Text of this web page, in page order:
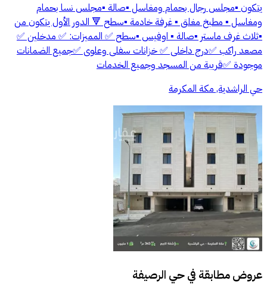
يتكون ▪️مجلس رجال بحمام ومغاسل ▪️صالة ▪️مجلس نسا بحمام
ومغاسل ▪️ مطبخ مغلق ▪️ غرفة خادمة ▪️سطح 🔻 الدور الأول يتكون من
▪️ثلاث غرف ماستر ▪️صالة ▪️ اوفيس ▪️سطح ✅ المميزات: ✅ مدخلين ✅
مصعد راكب ✅درج داخلى ✅ خزانات سفلى وعلوى ✅جميع الضمانات
موجودة ✅قريبة من المسجد وجميع الخدمات
حي الراشدية, مكة المكرمة
عروض مطابقة فيحي الرصيفة